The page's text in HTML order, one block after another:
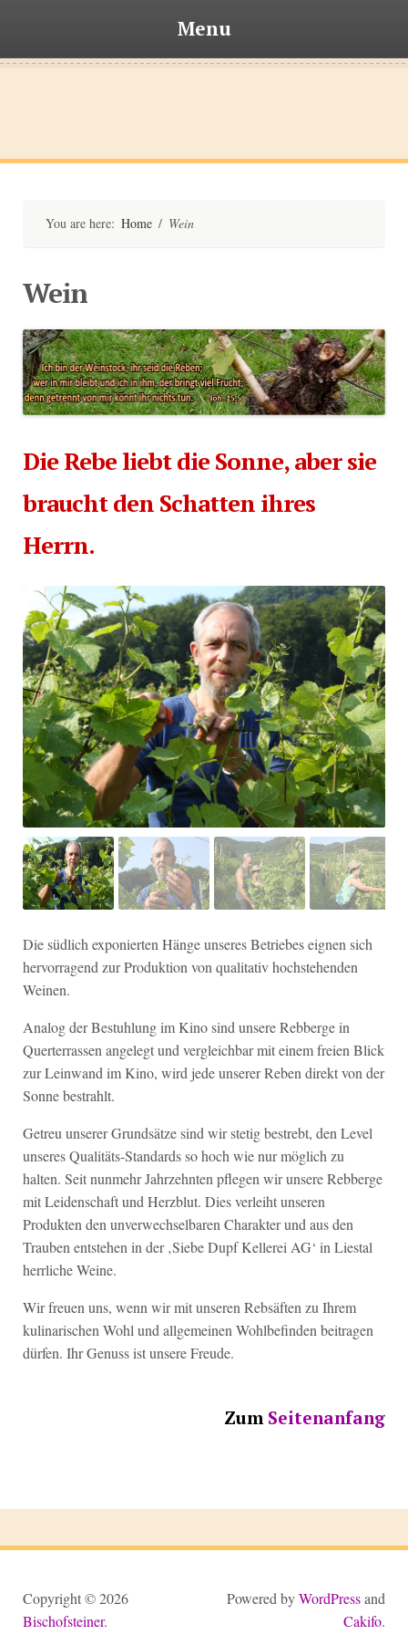
Menu
Skip
Bischofsteiner
You are here: Home / Wein
Wein
Die Rebe liebt die Sonne,aber sie
braucht den Schatten ihres
Herrn.
Die südlich exponierten Hänge unseres Betriebes eignen sich
hervorragend zur Produktion von qualitativ hochstehenden
Weinen.
Analog der Bestuhlung im Kino sind unsere Rebberge in
Querterrassen angelegt und vergleichbar mit einem freien Blick
zur Leinwand im Kino, wird jede unserer Reben direkt von der
Sonne bestrahlt.
Getreu unserer Grundsätze sind wir stetig bestrebt, den Level
unseres Qualitäts-Standards so hoch wie nur möglich zu
halten. Seit nunmehr Jahrzehnten pflegen wir unsere Rebberge
mit Leidenschaft und Herzblut. Dies verleiht unseren
Produkten den unverwechselbaren Charakter und aus den
Trauben entstehen in der ‚Siebe Dupf Kellerei AG‘ in Liestal
herrliche Weine.
Wir freuen uns, wenn wir mit unseren Rebsäften zu Ihrem
kulinarischen Wohl und allgemeinen Wohlbefinden beitragen
dürfen. Ihr Genuss ist unsere Freude.
Zum Seitenanfang
Copyright © 2026
Bischofsteiner.
Powered byWordPressand
Cakifo.